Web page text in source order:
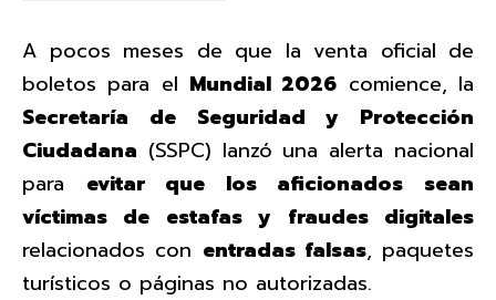
A pocos meses de que la venta oficial de
boletos para el Mundial 2026 comience, la
Secretaría de Seguridad y Protección
Ciudadana (SSPC) lanzó una alerta nacional
para evitar que los aficionados sean
víctimas de estafas y fraudes digitales
relacionados con entradas falsas, paquetes
turísticos o páginas no autorizadas.